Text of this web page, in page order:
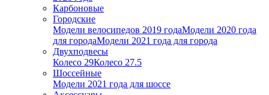
Карбоновые
Городские
Модели велосипедов 2019 годаМодели 2020 года
для городаМодели 2021 года для города
Двухподвесы
Колесо 29Колесо 27.5
Шоссейные
Модели 2021 года для шоссе